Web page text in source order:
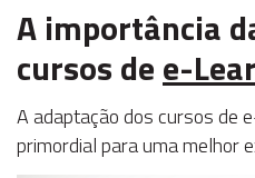
​A importância
cursos dee-
A adaptação dos cursos de
primordial para uma melhor